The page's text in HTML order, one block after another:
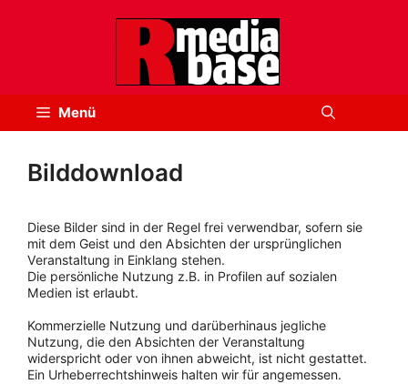
Menü
Bilddownload
Diese Bilder sind in der Regel frei verwendbar, sofern sie
mit dem Geist und den Absichten der ursprünglichen
Veranstaltung in Einklang stehen.
Die persönliche Nutzung z.B. in Profilen auf sozialen
Medien ist erlaubt.
Kommerzielle Nutzung und darüberhinaus jegliche
Nutzung, die den Absichten der Veranstaltung
widerspricht oder von ihnen abweicht, ist nicht gestattet.
Ein Urheberrechtshinweis halten wir für angemessen.